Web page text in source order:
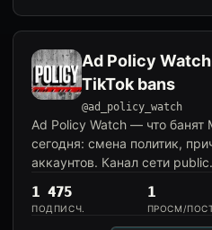
Ad Policy
TikTok bans
@ad_policy_watch
Ad Policy Watch — что банят
сегодня: смена политик,
аккаунтов. Канал сети
1 475
ПОДПИСЧ.
1
ПРОСМ/